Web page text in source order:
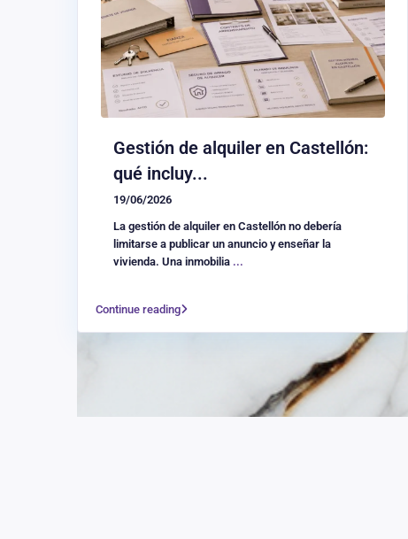
Gestión de alquiler en Castellón:
qué incluy...
19/06/2026
La gestión de alquiler en Castellón no debería
limitarse a publicar un anuncio y enseñar la
vivienda. Una inmobilia ...
Continue reading